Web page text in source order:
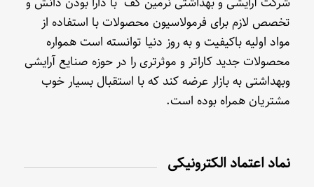
تخصص لازم برای فرمولاسیون محصولات با استفاده از
مواد اولیه باکیفیت و به روز دنیا توانسته است همواره
محصولات جدید کاراتر و موثرتری را در حوزه صنایع آرایشی
وبهداشتی به بازار عرضه کند که با استقبال بسیار خوب
مشتریان همراه بوده است.
نماد اعتماد الکترونیکی